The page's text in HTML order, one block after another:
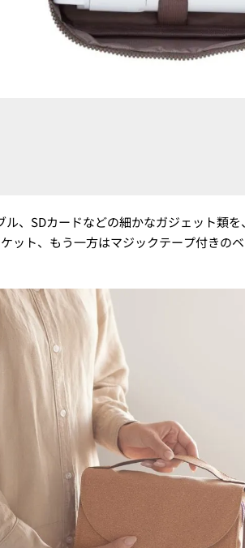
、SDカードなどの細かなガジェット類
ット、もう一方はマジックテープ付きの